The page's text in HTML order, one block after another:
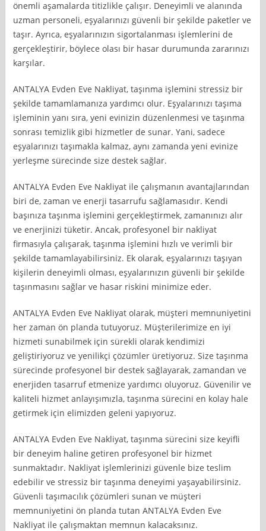
önemli aşamalarda titizlikle çalışır. Deneyimli ve alanında
uzman personeli, eşyalarınızı güvenli bir şekilde paketler ve
taşır. Ayrıca, eşyalarınızın sigortalanması işlemlerini de
gerçekleştirir, böylece olası bir hasar durumunda zararınızı
karşılar.
ANTALYA Evden Eve Nakliyat, taşınma işlemini stressiz bir
şekilde tamamlamanıza yardımcı olur. Eşyalarınızı taşıma
işleminin yanı sıra, yeni evinizin düzenlenmesi ve taşınma
sonrası temizlik gibi hizmetler de sunar. Yani, sadece
eşyalarınızı taşımakla kalmaz, aynı zamanda yeni evinize
yerleşme sürecinde size destek sağlar.
ANTALYA Evden Eve Nakliyat ile çalışmanın avantajlarından
biri de, zaman ve enerji tasarrufu sağlamasıdır. Kendi
başınıza taşınma işlemini gerçekleştirmek, zamanınızı alır
ve enerjinizi tüketir. Ancak, profesyonel bir nakliyat
firmasıyla çalışarak, taşınma işlemini hızlı ve verimli bir
şekilde tamamlayabilirsiniz. Ek olarak, eşyalarınızı taşıyan
kişilerin deneyimli olması, eşyalarınızın güvenli bir şekilde
taşınmasını sağlar ve hasar riskini minimize eder.
ANTALYA Evden Eve Nakliyat olarak, müşteri memnuniyetini
her zaman ön planda tutuyoruz. Müşterilerimize en iyi
hizmeti sunabilmek için sürekli olarak kendimizi
geliştiriyoruz ve yenilikçi çözümler üretiyoruz. Size taşınma
sürecinde profesyonel bir destek sağlayarak, zamandan ve
enerjiden tasarruf etmenize yardımcı oluyoruz. Güvenilir ve
kaliteli hizmet anlayışımızla, taşınma sürecini en kolay hale
getirmek için elimizden geleni yapıyoruz.
ANTALYA Evden Eve Nakliyat, taşınma sürecini size keyifli
bir deneyim haline getiren profesyonel bir hizmet
sunmaktadır. Nakliyat işlemlerinizi güvenle bize teslim
edebilir ve stressiz bir taşınma deneyimi yaşayabilirsiniz.
Güvenli taşımacılık çözümleri sunan ve müşteri
memnuniyetini ön planda tutan ANTALYA Evden Eve
Nakliyat ile çalışmaktan memnun kalacaksınız.